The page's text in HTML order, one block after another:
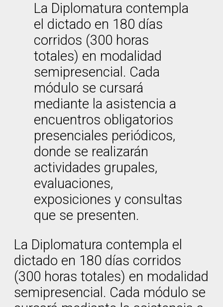
La Diplomatura contempla
el dictado en 180 días
corridos (300 horas
totales) en modalidad
semipresencial. Cada
módulo se cursará
mediante la asistencia a
encuentros obligatorios
presenciales periódicos,
donde se realizarán
actividades grupales,
evaluaciones,
exposiciones y consultas
que se presenten.
La Diplomatura contempla el
dictado en 180 días corridos
(300 horas totales) en modalidad
semipresencial. Cada módulo se